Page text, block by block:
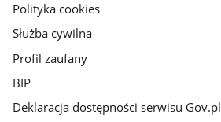
Polityka cookies
Służba cywilna
Profil zaufany
BIP
Deklaracja dostępności serwisu Gov.pl